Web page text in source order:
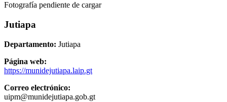
Fotografía pendiente de cargar
Jutiapa
Departamento: Jutiapa
Página web:
https://munidejutiapa.laip.gt
Correo electrónico:
uipm@munidejutiapa.gob.gt